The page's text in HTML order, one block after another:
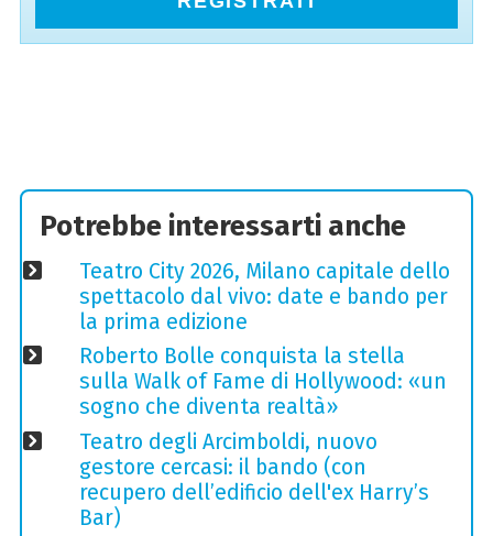
Potrebbe interessarti anche
Teatro City 2026, Milano capitale dello
spettacolo dal vivo: date e bando per
la prima edizione
Roberto Bolle conquista la stella
sulla Walk of Fame di Hollywood: «un
sogno che diventa realtà»
Teatro degli Arcimboldi, nuovo
gestore cercasi: il bando (con
recupero dell’edificio dell'ex Harry’s
Bar)